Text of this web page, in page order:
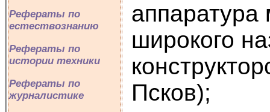
Рефераты по
естествознанию
Рефераты по
истории техники
Рефераты по
журналистике
широкого
Псков);